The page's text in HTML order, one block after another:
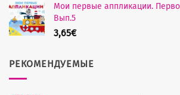
Мои первые аппликации.
Вып.5
3,65€
РЕКОМЕНДУЕМЫЕ